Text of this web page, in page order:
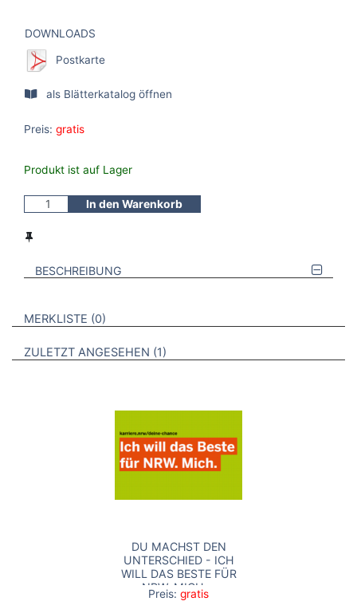
DOWNLOADS
Postkarte
als Blätterkatalog öffnen
Preis: gratis
Produkt ist auf Lager
In den Warenkorb
BESCHREIBUNG
VERWEISE AUF VERMERKTE- ODER ZULETZT ANGESEHENE
MERKLISTE 0 BROSCHÜREN
ZULETZT ANGESEHEN 1 BROSCHÜREN
DU MACHST DEN
UNTERSCHIED - ICH
WILL DAS BESTE FÜR
NRW. MICH. -
POSTKARTE
Preis: gratis